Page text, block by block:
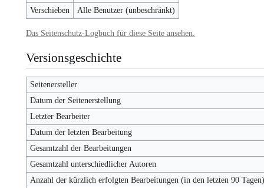
Verschieben
Alle Benutzer (unbeschränkt)
Das Seitenschutz-Logbuch für diese Seite ansehen.
Versionsgeschichte
Seitenersteller
Datum der Seitenerstellung
Letzter Bearbeiter
Datum der letzten Bearbeitung
Gesamtzahl der Bearbeitungen
Gesamtzahl unterschiedlicher Autoren
Anzahl der kürzlich erfolgten Bearbeitungen (in den letzten 90 Tagen)